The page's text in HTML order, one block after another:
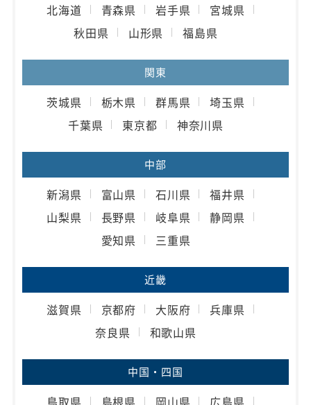
北海道 青森県 岩手県
宮城県
秋田県
山形県 福島県
関東
茨城県 栃木県 群馬県
埼玉県
千葉県
東京都 神奈川県
中部
新潟県 富山県 石川県
福井県
山梨県
長野県 岐阜県
静岡県
愛知県
三重県
近畿
滋賀県 京都府 大阪府
兵庫県
奈良県
和歌山県
中国・四国
鳥取県 島根県 岡山県
広島県